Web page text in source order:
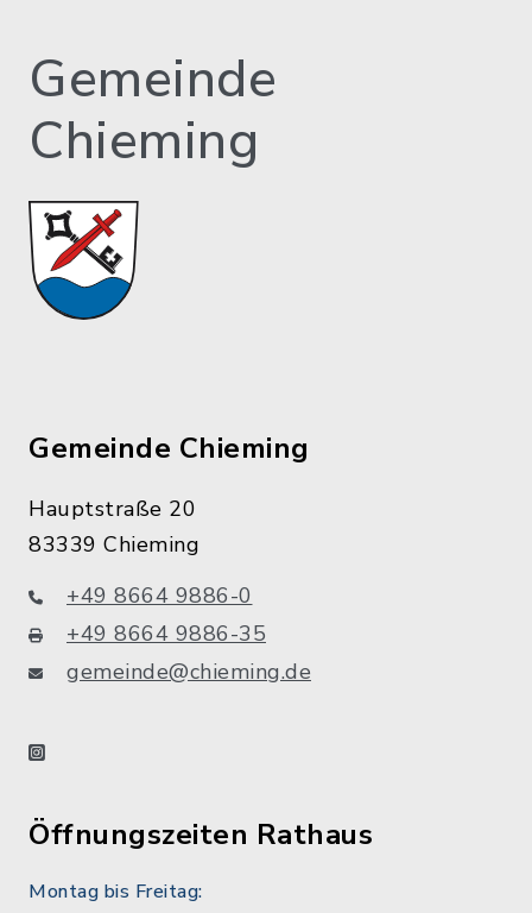
Gemeinde
Chieming
Gemeinde Chieming
Hauptstraße 20
83339 Chieming
+49 8664 9886-0
+49 8664 9886-35
gemeinde@chieming.de
instagram
Öffnungszeiten Rathaus
Montag bis Freitag: